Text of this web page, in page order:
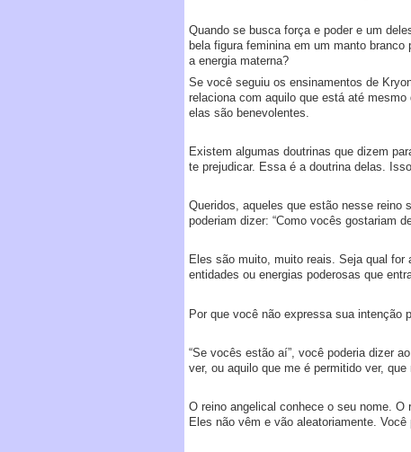
Quando se busca força e poder e um
bela figura feminina em um manto
a energia materna?
Se você seguiu os ensinamentos de
relaciona com aquilo que está até
elas são benevolentes.
Existem algumas doutrinas que dizem
te prejudicar. Essa é a doutrina delas.
Queridos, aqueles que estão nesse reino
poderiam dizer: “Como vocês gostariam
Eles são muito, muito reais. Seja qual
entidades ou energias poderosas que
Por que você não expressa sua intenção
“Se vocês estão aí”, você poderia dizer
ver, ou aquilo que me é permitido ver,
O reino angelical conhece o seu nome.
Eles não vêm e vão aleatoriamente.